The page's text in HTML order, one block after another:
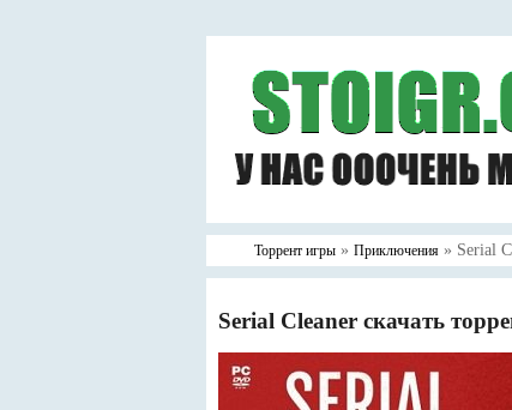
Торрент игры » Приключения » Serial
Serial Cleaner скачать